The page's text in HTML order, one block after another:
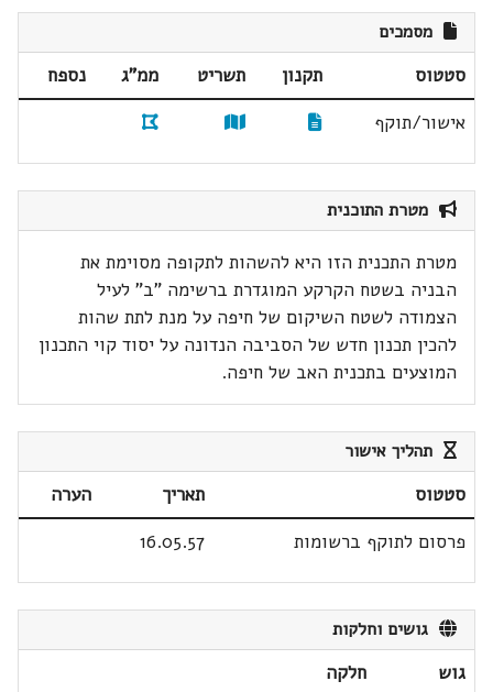
מסמכים
סטטוס תקנון תשריט ממ"ג
נספח
אישור/תוקף
מטרת התוכנית
מטרת התכנית הזו היא להשהות לתקופה מסוימת את
הבניה בשטח הקרקע המוגדרת ברשימה "ב" לעיל
הצמודה לשטח השיקום של חיפה על מנת לתת שהות
להכין תכנון חדש של הסביבה הנדונה על יסוד קוי התכנון
המוצעים בתכנית האב של חיפה.
תהליך אישור
סטטוס תאריך
הערה
פרסום לתוקף ברשומות
16.05.57
גושים וחלקות
גוש חלקה